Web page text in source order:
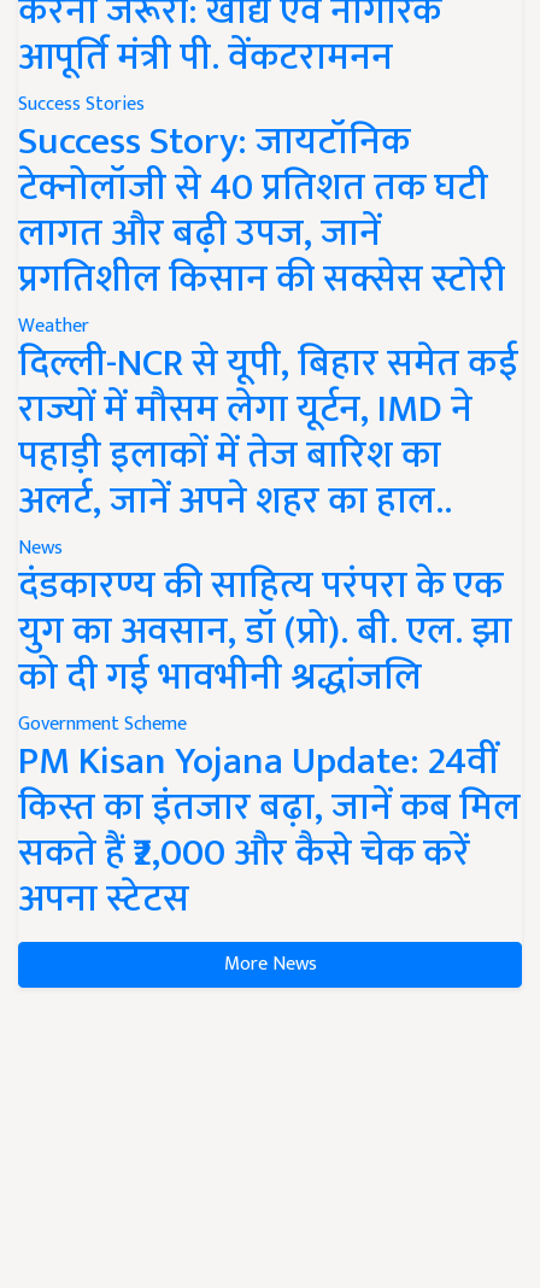
आपूर्ति मंत्री पी. वेंकटरामनन
Success Stories
Success Story: जायटॉनिक
टेक्नोलॉजी से 40 प्रतिशत तक घटी
लागत और बढ़ी उपज, जानें
प्रगतिशील किसान की सक्सेस स्टोरी
Weather
दिल्ली-NCR से यूपी, बिहार समेत कई
राज्यों में मौसम लेगा यूर्टन, IMD ने
पहाड़ी इलाकों में तेज बारिश का
अलर्ट, जानें अपने शहर का हाल..
News
दंडकारण्य की साहित्य परंपरा के एक
युग का अवसान, डॉ (प्रो). बी. एल. झा
को दी गई भावभीनी श्रद्धांजलि
Government Scheme
PM Kisan Yojana Update: 24वीं
किस्त का इंतजार बढ़ा, जानें कब मिल
सकते हैं ₹2,000 और कैसे चेक करें
अपना स्टेटस
More News